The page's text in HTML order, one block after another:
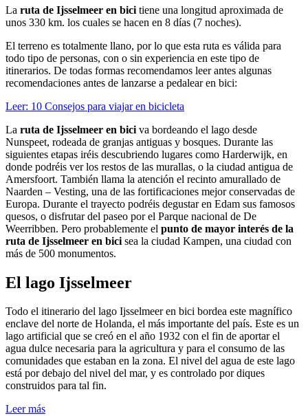
La ruta de Ijsselmeer en bici tiene una longitud aproximada de
unos 330 km. los cuales se hacen en 8 días (7 noches).
El terreno es totalmente llano, por lo que esta ruta es válida para
todo tipo de personas, con o sin experiencia en este tipo de
itinerarios. De todas formas recomendamos leer antes algunas
recomendaciones antes de lanzarse a pedalear en bici:
Leer: 10 Consejos para viajar en bicicleta
La ruta de Ijsselmeer en bici va bordeando el lago desde
Nunspeet, rodeada de granjas antiguas y bosques. Durante las
siguientes etapas iréis descubriendo lugares como Harderwijk, en
donde podréis ver los restos de las murallas, o la ciudad antigua de
Amersfoort. También llama la atención el recinto amurallado de
Naarden – Vesting, una de las fortificaciones mejor conservadas de
Europa. Durante el trayecto podréis degustar en Edam sus famosos
quesos, o disfrutar del paseo por el Parque nacional de De
Weerribben. Pero probablemente el punto de mayor interés de la
ruta de Ijsselmeer en bici sea la ciudad Kampen, una ciudad con
más de 500 monumentos.
El lago Ijsselmeer
Todo el itinerario del lago Ijsselmeer en bici bordea este magnífico
enclave del norte de Holanda, el más importante del país. Este es un
lago artificial que se creó en el año 1932 con el fin de aportar el
agua dulce necesaria para la agricultura y para el consumo de las
comunidades que estaban en la zona. El nivel del agua de este lago
está por debajo del nivel del mar, y es controlado por diques
construidos para tal fin.
Leer más